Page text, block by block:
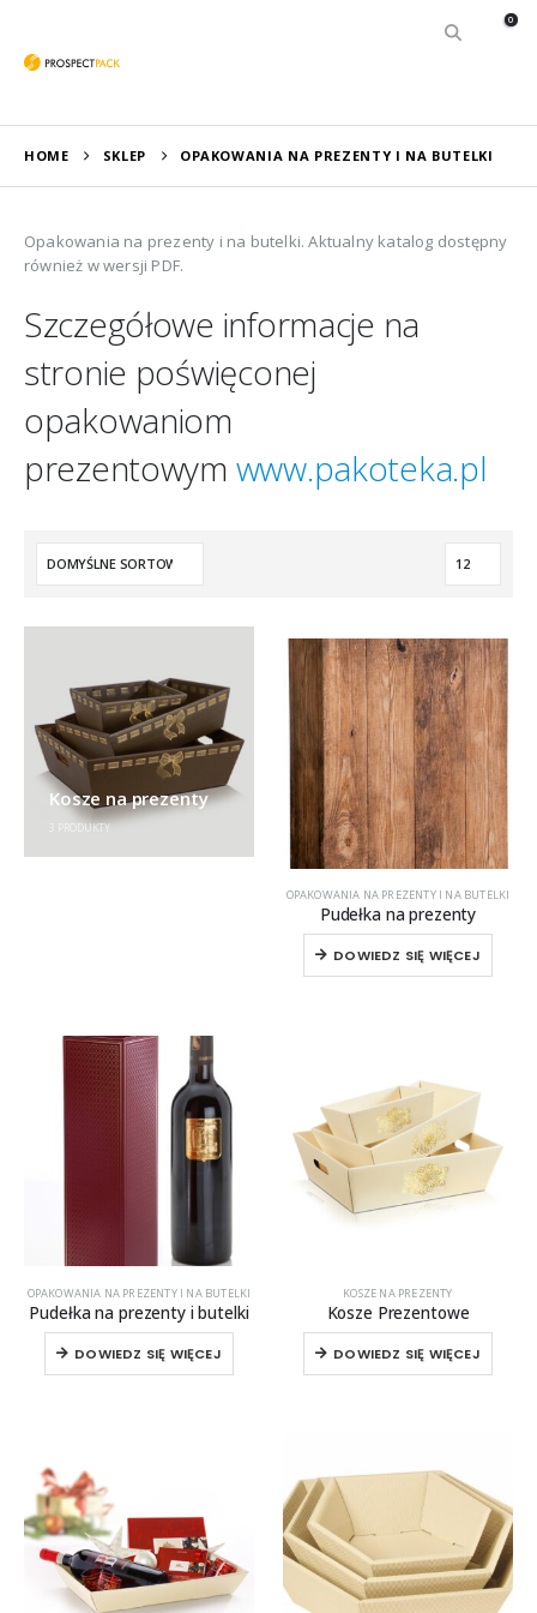
0
HOME SKLEP OPAKOWANIA NA PREZENTY I NA BUTELKI
Opakowania na prezenty i na butelki. Aktualny katalog dostępny
również w wersji PDF.
Szczegółowe informacje na
stronie poświęconej
opakowaniom
prezentowym www.pakoteka.pl
Kosze na prezenty
PRODUKTY
OPAKOWANIA NA PREZENTY I NA BUTELKI
Pudełka na prezenty
DOWIEDZ SIĘ WIĘCEJ
OPAKOWANIA NA PREZENTY I NA BUTELKI
Pudełka na prezenty i butelki
DOWIEDZ SIĘ WIĘCEJ
KOSZE NA PREZENTY
Kosze Prezentowe
DOWIEDZ SIĘ WIĘCEJ